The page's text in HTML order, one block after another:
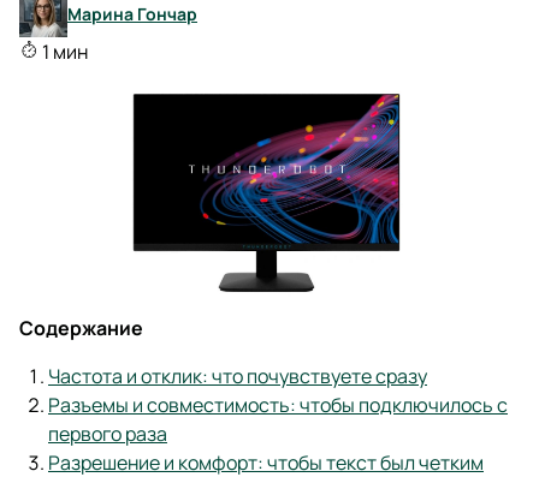
Марина Гончар
1 мин
Содержание
Частота и отклик: что почувствуете сразу
Разъемы и совместимость: чтобы подключилось с
первого раза
Разрешение и комфорт: чтобы текст был четким